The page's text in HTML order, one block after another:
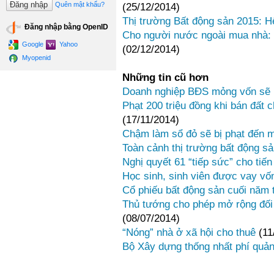
Quên mật khẩu?
Đăng nhập bằng OpenID
Google
Yahoo
Myopenid
(25/12/2014)
Thị trường Bất động sản 2015:
Cho người nước ngoài mua
(02/12/2014)
Những tin cũ hơn
Doanh nghiệp BĐS mỏng vốn
Phạt 200 triệu đồng khi bán đất
(17/11/2014)
Chậm làm sổ đỏ sẽ bị phạt đến
Toàn cảnh thị trường bất động
Nghị quyết 61 “tiếp sức” cho
Học sinh, sinh viên được vay
Cổ phiếu bất động sản cuối
Thủ tướng cho phép mở rộng
(08/07/2014)
“Nóng” nhà ở xã hội cho thuê
Bộ Xây dựng thống nhất phí